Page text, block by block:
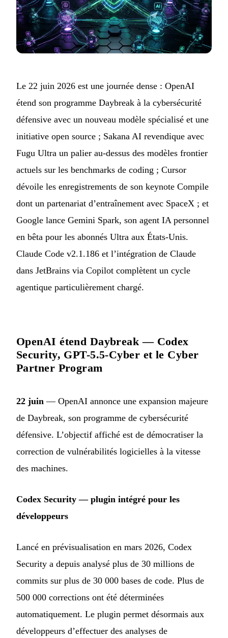
Le 22 juin 2026 est une journée dense : OpenAI
étend son programme Daybreak à la cybersécurité
défensive avec un nouveau modèle spécialisé et une
initiative open source ; Sakana AI revendique avec
Fugu Ultra un palier au-dessus des modèles frontier
actuels sur les benchmarks de coding ; Cursor
dévoile les enregistrements de son keynote Compile
dont un partenariat d’entraînement avec SpaceX ; et
Google lance Gemini Spark, son agent IA personnel
en bêta pour les abonnés Ultra aux États-Unis.
Claude Code v2.1.186 et l’intégration de Claude
dans JetBrains via Copilot complètent un cycle
agentique particulièrement chargé.
OpenAI étend Daybreak — Codex
Security, GPT-5.5-Cyber et le Cyber
Partner Program
22 juin — OpenAI annonce une expansion majeure
de Daybreak, son programme de cybersécurité
défensive. L’objectif affiché est de démocratiser la
correction de vulnérabilités logicielles à la vitesse
des machines.
Codex Security — plugin intégré pour les
développeurs
Lancé en prévisualisation en mars 2026, Codex
Security a depuis analysé plus de 30 millions de
commits sur plus de 30 000 bases de code. Plus de
500 000 corrections ont été déterminées
automatiquement. Le plugin permet désormais aux
développeurs d’effectuer des analyses de